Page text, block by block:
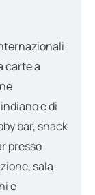
carte a
e di
bar, snack
presso
sala
e